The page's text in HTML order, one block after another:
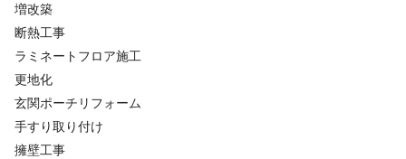
増改築
断熱工事
ラミネートフロア施工
更地化
玄関ポーチリフォーム
手すり取り付け
擁壁工事